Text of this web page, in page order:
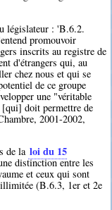
législateur : 'B.6.2.
promouvoir
inscrits au registre de
d'étrangers qui, au
chez nous et qui se
de ce groupe
une "véritable
[qui] doit permettre de
2001-2002,
de la loi du 15
distinction entre les
et ceux qui sont
(B.6.3, 1er et 2e